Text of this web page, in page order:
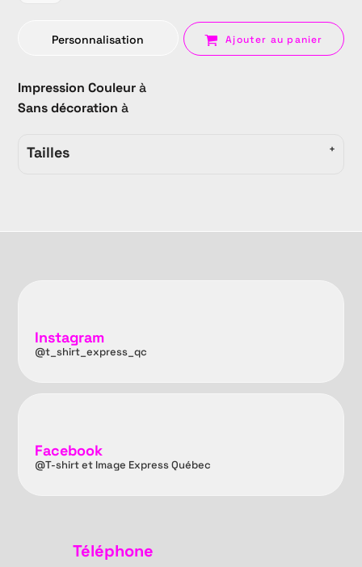
Personnalisation Ajouter au panier
Impression Couleurà
Sans décoration à
Tailles
Instagram
@t_shirt_express_qc
Facebook
@T-shirt et Image Express Québec
Téléphone